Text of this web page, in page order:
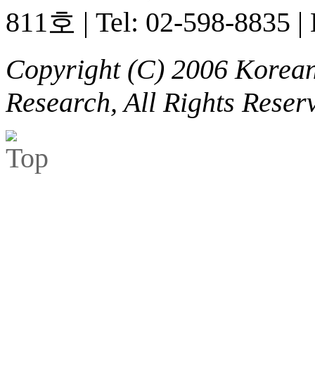
811호 | Tel: 02-598-8835 |
Copyright (C) 2006
Research, All Rights